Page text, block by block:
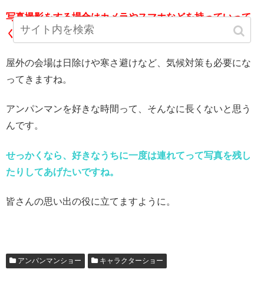
写真撮影をする場合はカメラやスマホなどを持っていって
くださいね。
屋外の会場は日除けや寒さ避けなど、気候対策も必要にな
ってきますね。
アンパンマンを好きな時間って、そんなに長くないと思う
んです。
せっかくなら、好きなうちに一度は連れてって写真を残し
たりしてあげたいですね。
皆さんの思い出の役に立てますように。
アンパンマンショー キャラクターショー